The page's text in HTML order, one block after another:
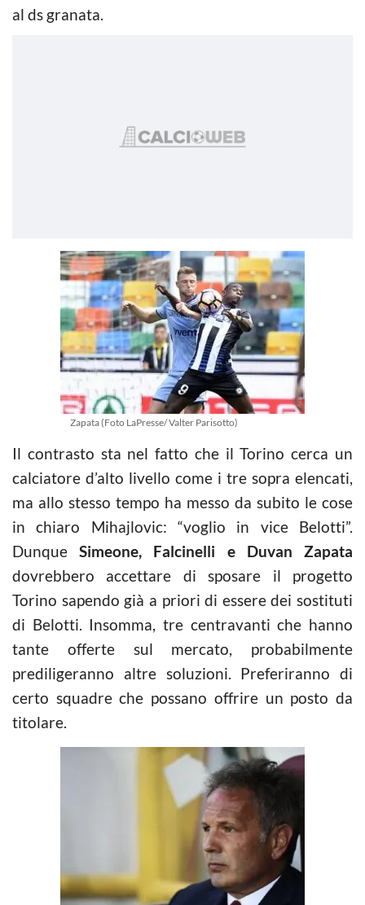
al ds granata.
Zapata (Foto LaPresse/ Valter Parisotto)
Il contrasto sta nel fatto che il Torino cerca un
calciatore d’alto livello come i tre sopra elencati,
ma allo stesso tempo ha messo da subito le cose
in chiaro Mihajlovic: “voglio in vice Belotti”.
DunqueSimeone, Falcinelli e Duvan Zapata
dovrebbero accettare di sposare il progetto
Torino sapendo già a priori di essere dei sostituti
di Belotti. Insomma, tre centravanti che hanno
tante offerte sul mercato, probabilmente
prediligeranno altre soluzioni. Preferiranno di
certo squadre che possano offrire un posto da
titolare.